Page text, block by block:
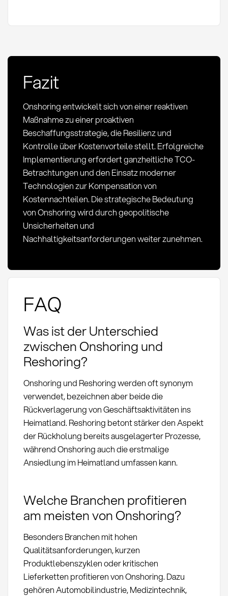
Fazit
Onshoring entwickelt sich von einer reaktiven
Maßnahme zu einer proaktiven
Beschaffungsstrategie, die Resilienz und
Kontrolle über Kostenvorteile stellt. Erfolgreiche
Implementierung erfordert ganzheitliche TCO-
Betrachtungen und den Einsatz moderner
Technologien zur Kompensation von
Kostennachteilen. Die strategische Bedeutung
von Onshoring wird durch geopolitische
Unsicherheiten und
Nachhaltigkeitsanforderungen weiter zunehmen.
FAQ
Was ist der Unterschied
zwischen Onshoring und
Reshoring?
Onshoring und Reshoring werden oft synonym
verwendet, bezeichnen aber beide die
Rückverlagerung von Geschäftsaktivitäten ins
Heimatland. Reshoring betont stärker den Aspekt
der Rückholung bereits ausgelagerter Prozesse,
während Onshoring auch die erstmalige
Ansiedlung im Heimatland umfassen kann.
Welche Branchen profitieren
am meisten von Onshoring?
Besonders Branchen mit hohen
Qualitätsanforderungen, kurzen
Produktlebenszyklen oder kritischen
Lieferketten profitieren von Onshoring. Dazu
gehören Automobilindustrie, Medizintechnik,